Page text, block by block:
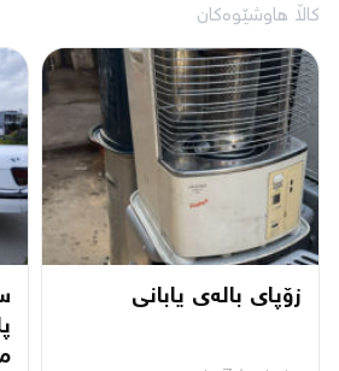
کاڵا هاوشێوەکان
زۆپای بالەی یابانی